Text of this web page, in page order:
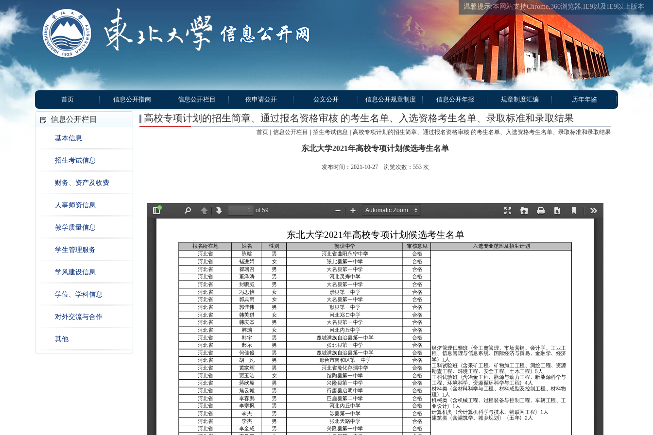
首页 信息公开指南 信息公开栏目 依申请公开 公文公开 信息公开规章制度 信息公开年报 规章制度汇编 历年年鉴
信息公开栏目
基本信息
招生考试信息
财务、资产及收费
人事师资信息
教学质量信息
学生管理服务
学风建设信息
学位、学科信息
对外交流与合作
其他
高校专项计划的招生简章、通过报名资格审核 的考生名单、入选资格考生名单、录取标准和录取结果
首页 信息公开栏目 招生考试信息 高校专项计划的招生简章、通过报名资格审核 的考生名单、入选资格考生名单、录取标准和录取结果
东北大学2021年高校专项计划候选考生名单
发布时间：2021-10-27 浏览次数： 553 次
温馨提示:本网站支持Chrome,360浏览器,IE9以及IE9以上版本